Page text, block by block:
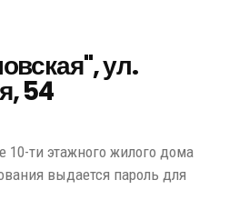
ул.
54
10-ти этажного жилого дома
выдается пароль для